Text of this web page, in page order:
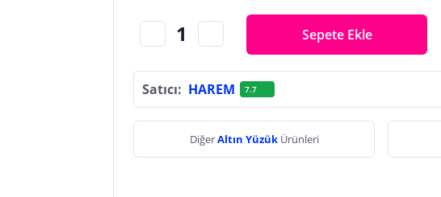
Sepete Ekle
Satıcı: HAREM 7.7
DiğerAltın Yüzük Ürünleri